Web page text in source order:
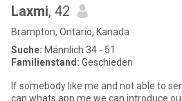
Laxmi, 42
Brampton, Ontario, Kanada
Suche: Männlich 34 - 51
Familienstand: Geschieden
If somebody like me and not able to
can whats app me we can introduce